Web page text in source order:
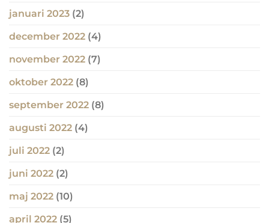
januari 2023 (2)
december 2022 (4)
november 2022 (7)
oktober 2022 (8)
september 2022 (8)
augusti 2022 (4)
juli 2022 (2)
juni 2022 (2)
maj 2022 (10)
april 2022 (5)